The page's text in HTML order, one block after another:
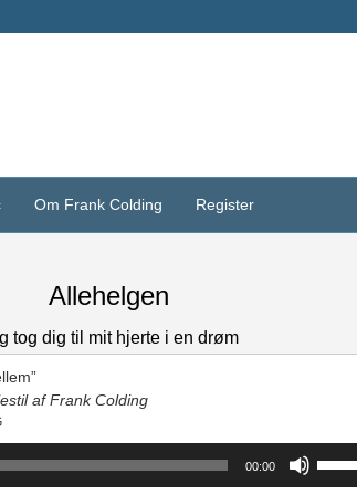
Om Frank Colding Register
Allehelgen
tog dig til mit hjerte i en drøm
af Frank Colding
00:00